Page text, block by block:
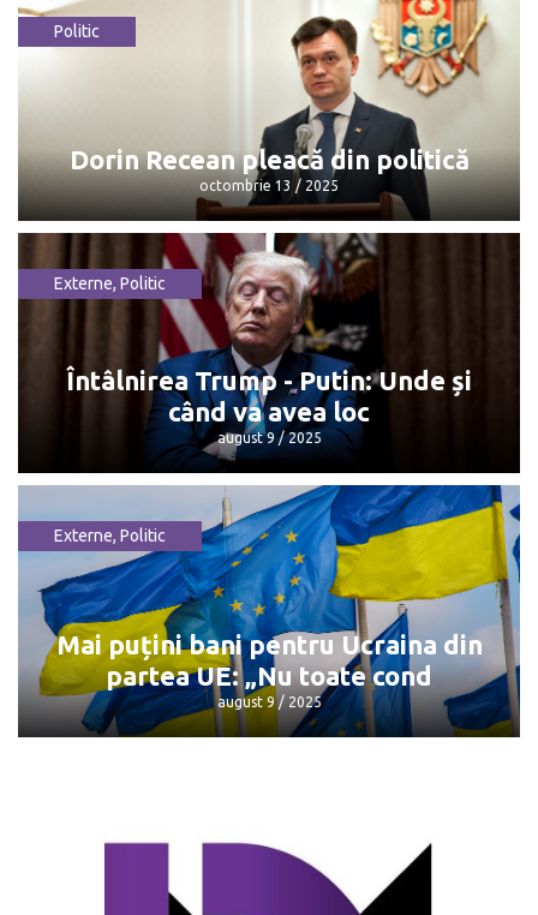
Maia Sandu: „Mulțumesc, Dorin, pentru
octombrie 13 / 2025
Politic
Dorin Recean pleacă din politică
octombrie 13 / 2025
Dorin Recean pleacă din politică
octombrie 13 / 2025
Externe, Politic
Întâlnirea Trump - Putin: Unde și
când va avea loc
august 9 / 2025
Întâlnirea Trump - Putin: Unde și când
va avea loc
august 9 / 2025
Externe, Politic
Mai puțini bani pentru Ucraina din
partea UE: „Nu toate cond
august 9 / 2025
Mai puțini bani pentru Ucraina din
partea UE: „Nu toate cond